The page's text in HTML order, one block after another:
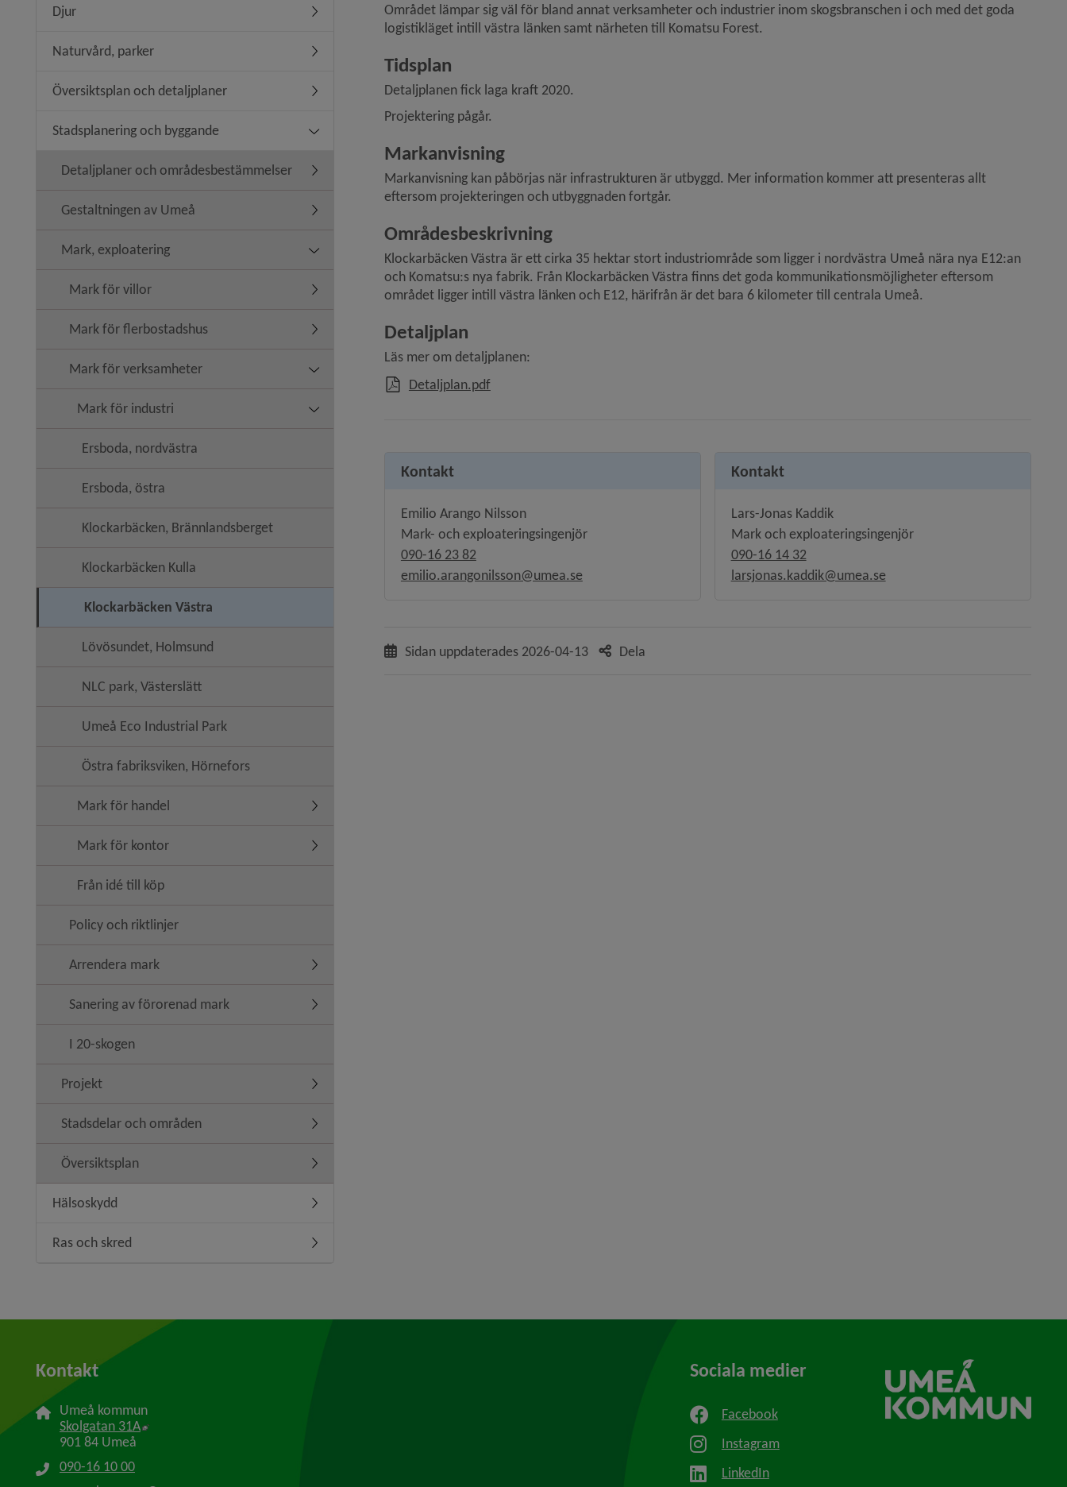
Djur Undermeny för Djur
Naturvård, parker Undermeny för Naturvård, parker
Översiktsplan och detaljplaner Undermeny för Översiktsplan och detaljplaner
Stadsplanering och byggande Undermeny för Stadsplanering och byggande
Detaljplaner och områdesbestämmelser Undermeny för Detaljplaner och områdesbestämmelser
Gestaltningen av Umeå Undermeny för Gestaltningen av Umeå
Mark, exploatering Undermeny för Mark, exploatering
Mark för villor Undermeny för Mark för villor
Mark för flerbostadshus Undermeny för Mark för flerbostadshus
Mark för verksamheter Undermeny för Mark för verksamheter
Mark för industri Undermeny för Mark för industri
Ersboda, nordvästra
Ersboda, östra
Klockarbäcken, Brännlandsberget
Klockarbäcken Kulla
Klockarbäcken Västra
Lövösundet, Holmsund
NLC park, Västerslätt
Umeå Eco Industrial Park
Östra fabriksviken, Hörnefors
Mark för handel Undermeny för Mark för handel
Mark för kontor Undermeny för Mark för kontor
Från idé till köp
Policy och riktlinjer
Arrendera mark Undermeny för Arrendera mark
Sanering av förorenad mark Undermeny för Sanering av förorenad mark
I 20-skogen
Projekt Undermeny för Projekt
Stadsdelar och områden Undermeny för Stadsdelar och områden
Översiktsplan Undermeny för Översiktsplan
Hälsoskydd Undermeny för Hälsoskydd
Ras och skred Undermeny för Ras och skred
Området lämpar sig väl för bland annat verksamheter och industrier inom skogsbranschen i och med det goda
logistik­läget intill västra länken samt närheten till Komatsu Forest.
Tidsplan
Detaljplanen fick laga kraft 2020.
Projektering pågår.
Markanvisning
Markanvisning kan påbörjas när infrastrukturen är utbyggd. Mer information kommer att presenteras allt
eftersom projekteringen och utbyggnaden fortgår.
Områdesbeskrivning
Klockarbäcken Västra är ett cirka 35 hektar stort industriområde som ligger i nordvästra Umeå nära nya E12:an
och Komatsu:s nya fabrik. Från Klockarbäcken Västra finns det goda kommunikationsmöjligheter eftersom
området ligger intill västra länken och E12, härifrån är det bara 6 kilometer till centrala Umeå.
Detaljplan
Läs mer om detaljplanen:
Detaljplan.pdf, 114.8 MB, öppnas i nytt fönster.
Kontakt
Emilio Arango Nilsson
Mark- och exploateringsingenjör
090-16 23 82
emilio.arangonilsson@umea.se
Kontakt
Lars-Jonas Kaddik
Mark och exploateringsingenjör
090-16 14 32
larsjonas.kaddik@umea.se
Sidan uppdaterades 2026-04-13 Dela
Kontakt
Umeå kommun
Skolgatan 31A Länk till annan webbplats, öppnas i nytt fönster.
901 84 Umeå
090-16 10 00
Sociala medier
Facebook
Instagram
LinkedIn